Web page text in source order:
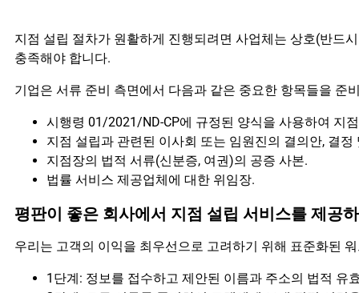
지점 설립 절차가 원활하게 진행되려면 사업체는 상호(반드
충족해야 합니다.
기업은 서류 준비 측면에서 다음과 같은 중요한 항목들을 준
시행령 01/2021/ND-CP에 규정된 양식을 사용하여 지
지점 설립과 관련된 이사회 또는 임원진의 결의안, 결정
지점장의 법적 서류(신분증, 여권)의 공증 사본.
법률 서비스 제공업체에 대한 위임장.
평판이 좋은 회사에서 지점 설립 서비스를 제공
우리는 고객의 이익을 최우선으로 고려하기 위해 표준화된
1단계: 정보를 접수하고 제안된 이름과 주소의 법적 유